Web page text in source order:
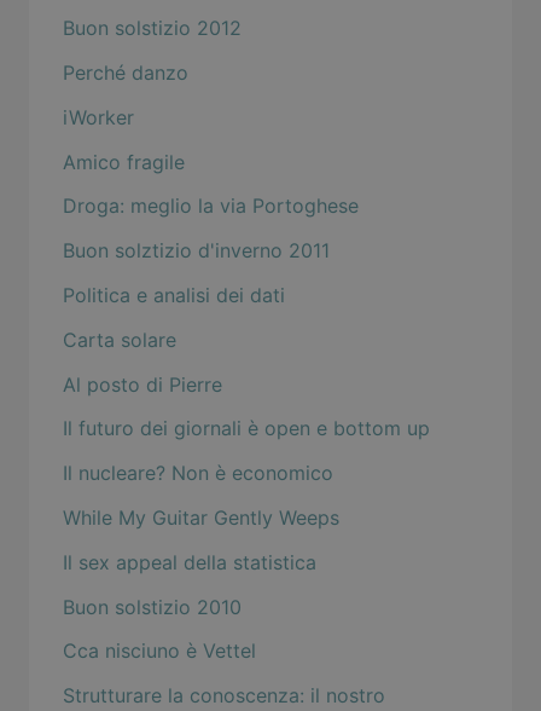
Buon solstizio 2012
Perché danzo
iWorker
Amico fragile
Droga: meglio la via Portoghese
Buon solztizio d'inverno 2011
Politica e analisi dei dati
Carta solare
Al posto di Pierre
Il futuro dei giornali è open e bottom up
Il nucleare? Non è economico
While My Guitar Gently Weeps
Il sex appeal della statistica
Buon solstizio 2010
Cca nisciuno è Vettel
Strutturare la conoscenza: il nostro